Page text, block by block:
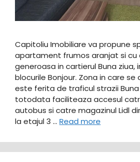
Capitoliu Imobiliare va propune
apartament frumos aranjat si cu
generoasa in cartierul Buna ziua,
blocurile Bonjour. Zona in care
este ferita de traficul strazii Buna
totodata faciliteaza accesul
autobus si catre magazinul Lidl
la etajul 3 … Read more